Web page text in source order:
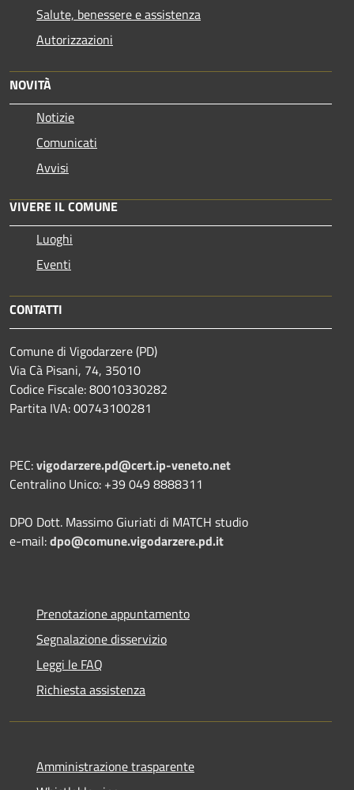
Salute, benessere e assistenza
Autorizzazioni
NOVITÀ
Notizie
Comunicati
Avvisi
VIVERE IL COMUNE
Luoghi
Eventi
CONTATTI
Comune di Vigodarzere (PD)
Via Cà Pisani, 74, 35010
Codice Fiscale: 80010330282
Partita IVA: 00743100281
PEC:vigodarzere.pd@cert.ip-veneto.net
Centralino Unico: +39 049 8888311
DPO Dott. Massimo Giuriati di MATCH studio
e-mail:dpo@comune.vigodarzere.pd.it
Prenotazione appuntamento
Segnalazione disservizio
Leggi le FAQ
Richiesta assistenza
Amministrazione trasparente